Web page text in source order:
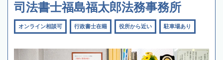
司法書士福島福太郎法務事務所
オンライン相談可 行政書士在籍 役所から近い 駐車場あり